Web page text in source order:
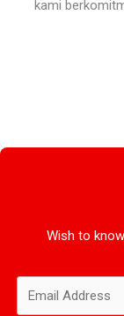
kami
Wish to